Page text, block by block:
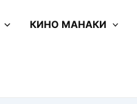
КИНО МАНАКИ